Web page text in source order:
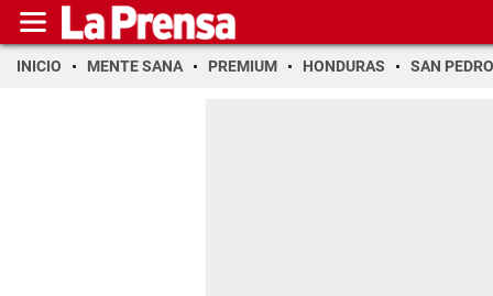
INICIO MENTE SANA PREMIUM HONDURAS SAN PEDRO